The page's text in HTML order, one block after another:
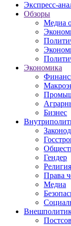
Экспресс-
Обзоры
Медиа
Экономика
Бизнес
Гендер
Религия
Права
Медиа